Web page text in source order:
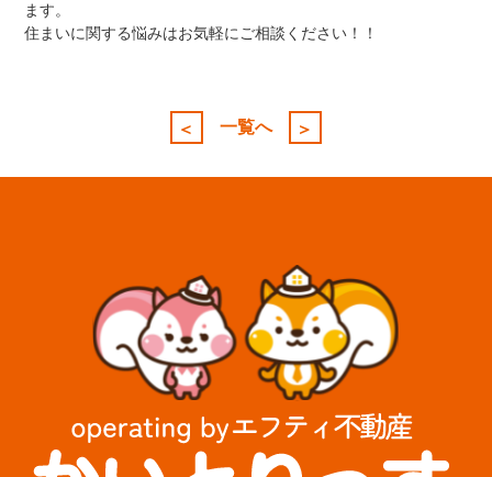
ます。
住まいに関する悩みはお気軽にご相談ください！！
＜ 一覧へ ＞